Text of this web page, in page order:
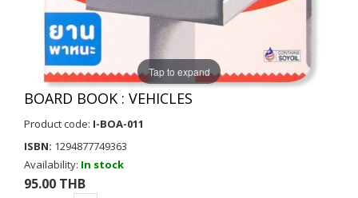
Tap to expand
BOARD BOOK : VEHICLES
Product code: I-BOA-011
ISBN: 1294877749363
Availability: In stock
95.00 THB